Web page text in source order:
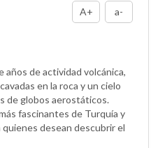
A+ a-
años de actividad volcánica,
en la roca y un cielo
de globos aerostáticos.
fascinantes de Turquía y
desean descubrir el